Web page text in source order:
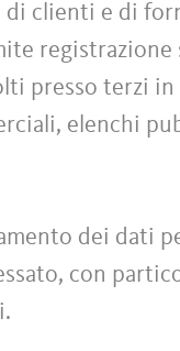
clienti e di
presso terzi in
elenchi
dei dati
con